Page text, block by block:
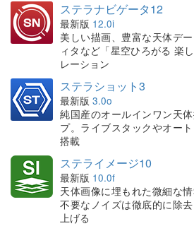
ステラナビゲータ12
最新版 12.0i
美しい描画、豊富な天体デ
ィタなど「星空ひろがる 楽
レーション
ステラショット3
最新版 3.0o
純国産のオールインワン天
プ。ライブスタックやオー
搭載
ステライメージ10
最新版 10.0f
天体画像に埋もれた微細な
不要なノイズは徹底的に除
上げる